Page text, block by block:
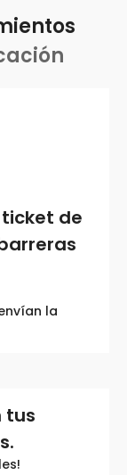
ticket de
la
tus